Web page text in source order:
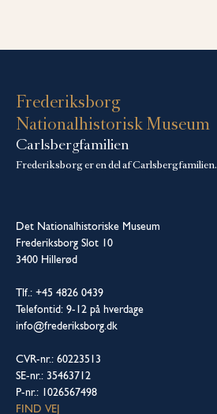
Frederiksborg
Nationalhistorisk Museum
Carlsbergfamilien
Frederiksborg er en del af Carlsbergfamilien.
Det Nationalhistoriske Museum
Frederiksborg Slot 10
3400 Hillerød
Tlf.: +45 4826 0439
Telefontid: 9-12 på hverdage
info@frederiksborg.dk
CVR-nr.: 60223513
SE-nr.: 35463712
P-nr.: 1026567498
FIND VEJ